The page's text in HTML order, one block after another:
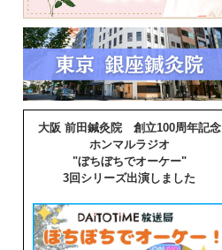
大阪 前田鍼灸院 創立100周年記念
ホンマルラジオ
"ぼちぼちでオーケー"
3回シリーズ出演しました